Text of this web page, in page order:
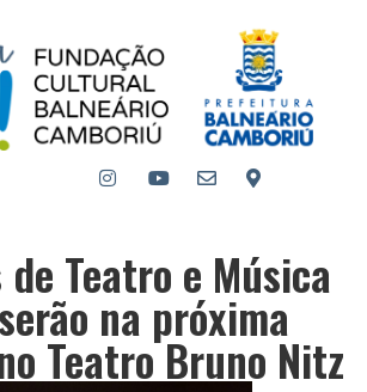
Teatro e Música
na próxima
Teatro Bruno Nitz